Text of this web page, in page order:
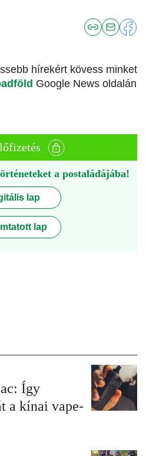
hírekért kövess minket
Google News oldalán
a postaládájába!
lap
lap
Így
a kínai vape-